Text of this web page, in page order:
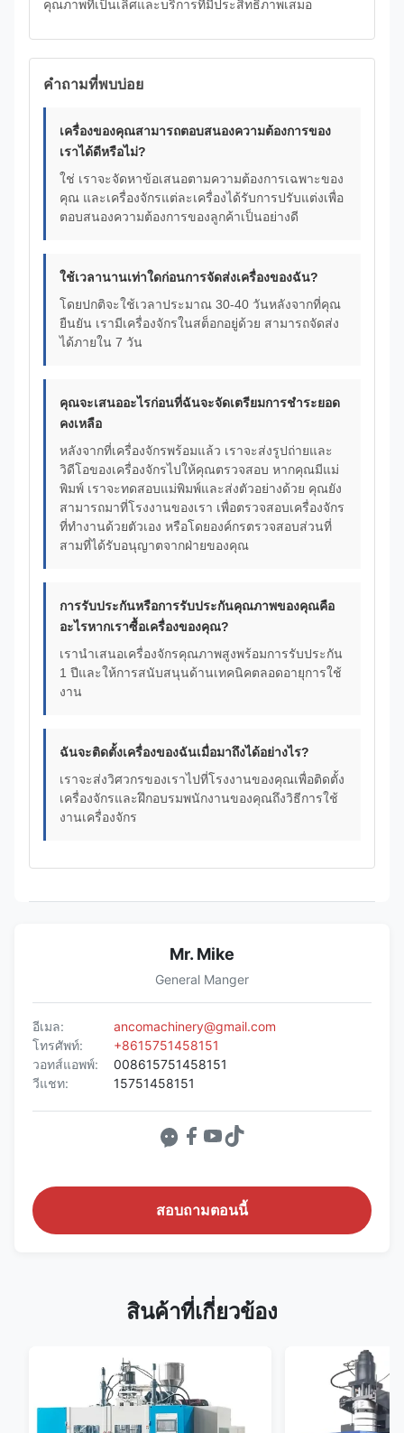
คุณภาพที่เป็นเลิศและบริการที่มีประสิทธิภาพเสมอ
คำถามที่พบบ่อย
เครื่องของคุณสามารถตอบสนองความต้องการของ
เราได้ดีหรือไม่?
ใช่ เราจะจัดหาข้อเสนอตามความต้องการเฉพาะของ
คุณ และเครื่องจักรแต่ละเครื่องได้รับการปรับแต่งเพื่อ
ตอบสนองความต้องการของลูกค้าเป็นอย่างดี
ใช้เวลานานเท่าใดก่อนการจัดส่งเครื่องของฉัน?
โดยปกติจะใช้เวลาประมาณ 30-40 วันหลังจากที่คุณ
ยืนยัน เรามีเครื่องจักรในสต็อกอยู่ด้วย สามารถจัดส่ง
ได้ภายใน 7 วัน
คุณจะเสนออะไรก่อนที่ฉันจะจัดเตรียมการชำระยอด
คงเหลือ
หลังจากที่เครื่องจักรพร้อมแล้ว เราจะส่งรูปถ่ายและ
วิดีโอของเครื่องจักรไปให้คุณตรวจสอบ หากคุณมีแม่
พิมพ์ เราจะทดสอบแม่พิมพ์และส่งตัวอย่างด้วย คุณยัง
สามารถมาที่โรงงานของเรา เพื่อตรวจสอบเครื่องจักร
ที่ทำงานด้วยตัวเอง หรือโดยองค์กรตรวจสอบส่วนที่
สามที่ได้รับอนุญาตจากฝ่ายของคุณ
การรับประกันหรือการรับประกันคุณภาพของคุณคือ
อะไรหากเราซื้อเครื่องของคุณ?
เรานำเสนอเครื่องจักรคุณภาพสูงพร้อมการรับประกัน
1 ปีและให้การสนับสนุนด้านเทคนิคตลอดอายุการใช้
งาน
ฉันจะติดตั้งเครื่องของฉันเมื่อมาถึงได้อย่างไร?
เราจะส่งวิศวกรของเราไปที่โรงงานของคุณเพื่อติดตั้ง
เครื่องจักรและฝึกอบรมพนักงานของคุณถึงวิธีการใช้
งานเครื่องจักร
Mr. Mike
General Manger
อีเมล:
ancomachinery@gmail.com
โทรศัพท์:
+8615751458151
วอทส์แอพพ์:
008615751458151
วีแชท:
15751458151
สอบถามตอนนี้
สินค้าที่เกี่ยวข้อง